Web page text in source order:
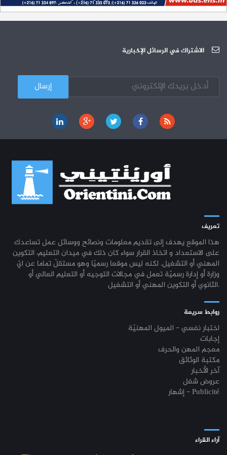
26-10 الجامعة العربية للعلوم تونس (U.A.S) : عرض لآخر إصدارات دار اليمامة
03-10 الجامعة العربية للعلوم : دورة تكوينية
الاشتراك في الرسائل الإخبارية
تعريف
هذا الموقع يهدف إلى تقديم معلومات ونصائح ووسائل عمل تساعدك
على الاستعداد و اتخاذ القرار سواء كان ذلك في ميدان التعليم، التكوين
المهني أو التشغيل. لكنه ليس موقعا رسميّا وهو مستقلّ تماما عن ايّ
وزارة أو إدارة رسميّة تعمل في مجالات التوجيه أو التعليم العالي أو
الثانوي أو التكوين المهني أو التشغيل.
روابط سريعة
اختبار نفسي - الميول المهنيّة
إجابات
معجم المهن والحرف
مكتبة الوثائق
آخر الأخبار
عروض شغل
إشهار - Publicité
آراء القراء